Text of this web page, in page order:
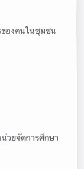
องคนในชุมชน
วยจัดการศึกษา